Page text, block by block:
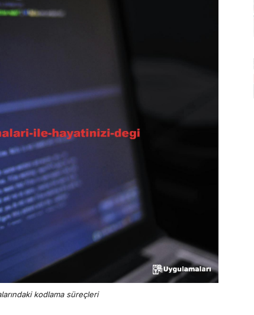
kodlama süreçleri